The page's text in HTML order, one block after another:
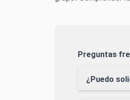
Preguntas
¿Puedo